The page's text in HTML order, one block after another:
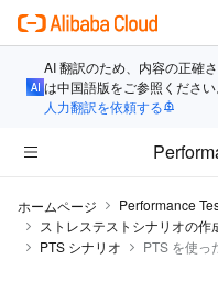
AI 翻訳のため、内容の正確
は中国語版をご参照ください
人力翻訳を依頼する
ホームページ Performance
ストレステストシナリオの作
PTS シナリオ
PTS を使っ